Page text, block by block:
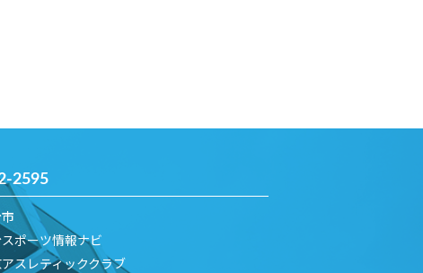
2595
ポーツ情報ナビ
スレティッククラブ